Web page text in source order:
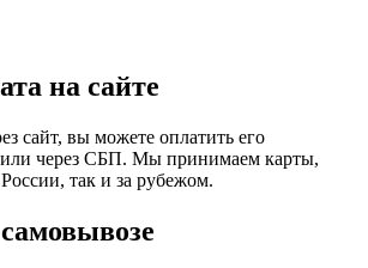
на сайте
сайт, вы можете оплатить его
или через СБП. Мы принимаем карты,
так и за рубежом.